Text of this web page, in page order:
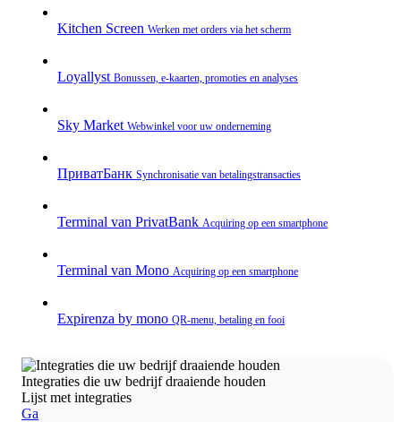
Kitchen Screen Werken met orders via het scherm
Loyallyst Bonussen, e‑kaarten, promoties en analyses
Sky Market Webwinkel voor uw onderneming
ПриватБанк Synchronisatie van betalingstransacties
Terminal van PrivatBank Acquiring op een smartphone
Terminal van Mono Acquiring op een smartphone
Expirenza by mono QR‑menu, betaling en fooi
Integraties die uw bedrijf draaiende houden
Lijst met integraties
Ga